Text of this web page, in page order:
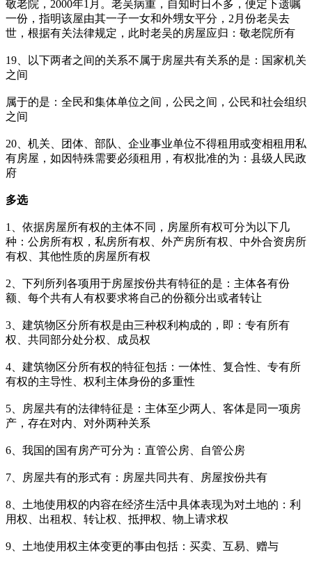
敬老院，2000年1月。老吴病重，自知时日不多，便定下遗嘱
一份，指明该屋由其一子一女和外甥女平分，2月份老吴去
世，根据有关法律规定，此时老吴的房屋应归：敬老院所有
19、以下两者之间的关系不属于房屋共有关系的是：国家机关
之间
属于的是：全民和集体单位之间，公民之间，公民和社会组织
之间
20、机关、团体、部队、企业事业单位不得租用或变相租用私
有房屋，如因特殊需要必须租用，有权批准的为：县级人民政
府
多选
1、依据房屋所有权的主体不同，房屋所有权可分为以下几
种：公房所有权，私房所有权、外产房所有权、中外合资房所
有权、其他性质的房屋所有权
2、下列所列各项用于房屋按份共有特征的是：主体各有份
额、每个共有人有权要求将自己的份额分出或者转让
3、建筑物区分所有权是由三种权利构成的，即：专有所有
权、共同部分处分权、成员权
4、建筑物区分所有权的特征包括：一体性、复合性、专有所
有权的主导性、权利主体身份的多重性
5、房屋共有的法律特征是：主体至少两人、客体是同一项房
产，存在对内、对外两种关系
6、我国的国有房产可分为：直管公房、自管公房
7、房屋共有的形式有：房屋共同共有、房屋按份共有
8、土地使用权的内容在经济生活中具体表现为对土地的：利
用权、出租权、转让权、抵押权、物上请求权
9、土地使用权主体变更的事由包括：买卖、互易、赠与